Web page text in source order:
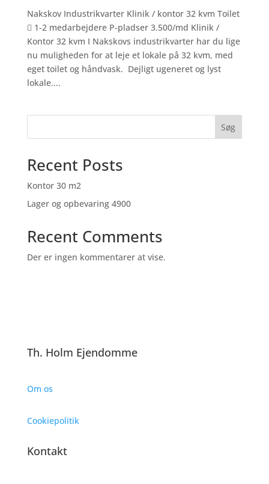
Nakskov Industrikvarter Klinik / kontor 32 kvm Toilet
 1-2 medarbejdere P-pladser 3.500/md Klinik /
Kontor 32 kvm I Nakskovs industrikvarter har du lige
nu muligheden for at leje et lokale på 32 kvm, med
eget toilet og håndvask. Dejligt ugeneret og lyst
lokale....
Søg
Recent Posts
Kontor 30 m2
Lager og opbevaring 4900
Recent Comments
Der er ingen kommentarer at vise.
Th. Holm Ejendomme
Om os
Cookiepolitik
Kontakt